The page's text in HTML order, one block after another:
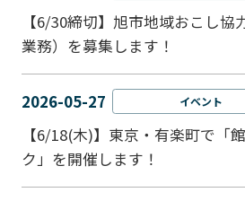
【6/30締切】旭市地域おこし
業務）を募集します！
2026-05-27 イベント
【6/18(木)】東京・有楽町で「
ク」を開催します！